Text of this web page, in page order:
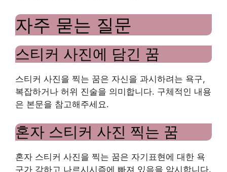
자주 묻는 질문
스티커 사진에 담긴 꿈
스티커 사진을 찍는 꿈은 자신을 과시하려는 욕구,
복잡하거나 허위 진술을 의미합니다. 구체적인 내용
은 본문을 참고해주세요.
혼자 스티커 사진 찍는 꿈
혼자 스티커 사진을 찍는 꿈은 자기표현에 대한 욕
구가 강하고 나르시시즘에 빠져 있음을 암시합니다.